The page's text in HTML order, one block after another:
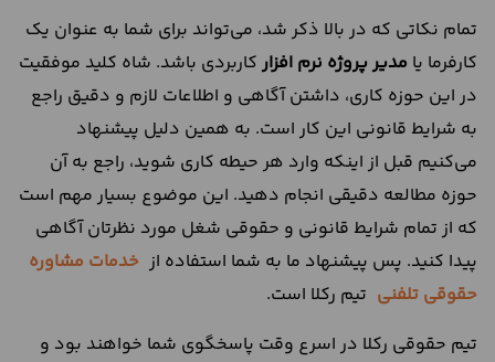
تمام نکاتی که در بالا ذکر شد، می‌تواند برای شما به عنوان یک
کارفرما یا مدیر پروژه نرم افزار کاربردی باشد. شاه کلید موفقیت
در این حوزه کاری، داشتن آگاهی و اطلاعات لازم و دقیق راجع
به شرایط قانونی این کار است. به همین دلیل پیشنهاد
می‌کنیم قبل از اینکه وارد هر حیطه کاری شوید، راجع به آن
حوزه مطالعه دقیقی انجام دهید. این موضوع بسیار مهم است
که از تمام شرایط قانونی و حقوقی شغل مورد نظرتان آگاهی
پیدا کنید. پس پیشنهاد ما به شما استفاده از خدمات مشاوره
حقوقی تلفنی تیم رکلا است.
تیم حقوقی رکلا در اسرع وقت پاسخگوی شما خواهند بود و